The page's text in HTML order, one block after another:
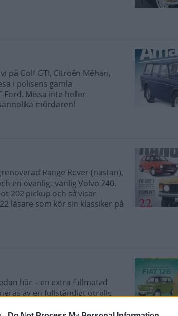
på Golf GTI, Citroën Méhari,
i polisens gamla
Missa inte heller
mördaren!
Range Rover (nästan),
en ovanligt vanlig Volvo 240.
202 pickup och så visar
läsare som kör sin klassiker på
här – en extra fullmatad
av en fullständigt otrolig
Volvo 780 och lär dig bygga
andra priser när du är med